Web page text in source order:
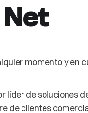
momento y en
líder de soluciones
de clientes